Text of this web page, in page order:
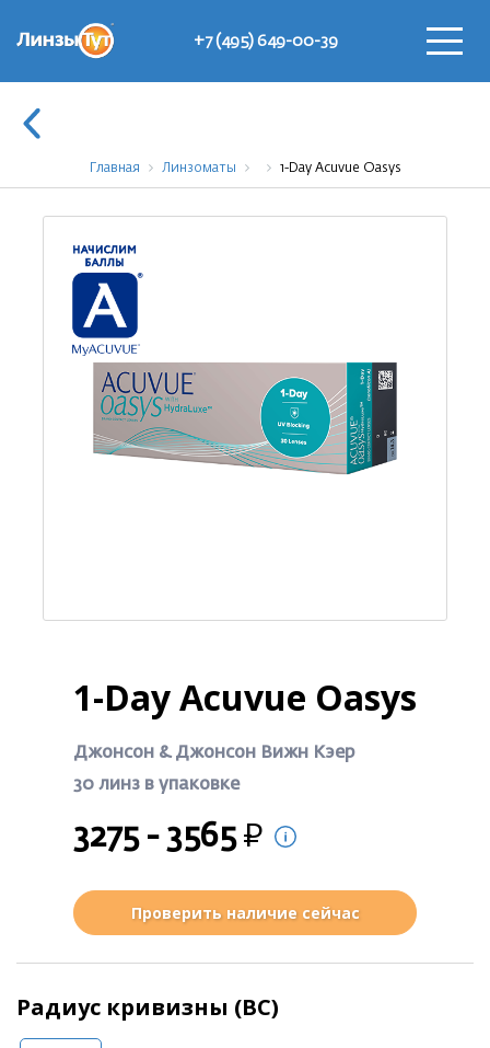
+7 (495) 649-00-39
Главная Линзоматы 1-Day Acuvue Oasys
1-Day Acuvue Oasys
Джонсон & Джонсон Вижн Кэер
30 линз в упаковке
3275- 3565 Р
Проверить наличие сейчас
Радиус кривизны (BC)